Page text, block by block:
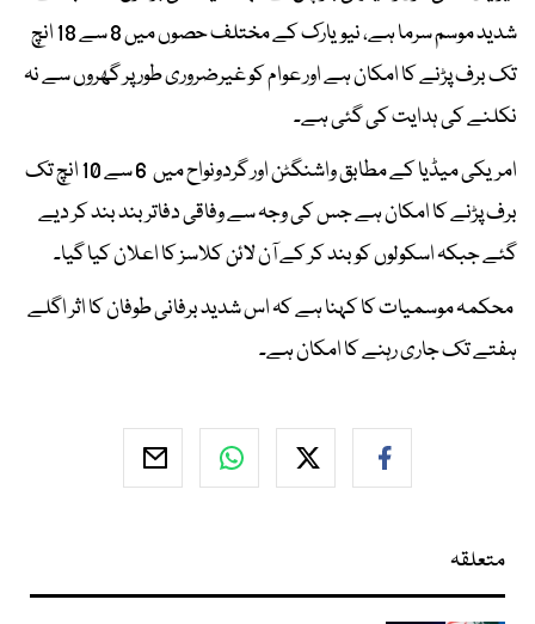
شدید موسم سرما ہے، نیویارک کے مختلف حصوں میں 8 سے 18 انچ
تک برف پڑنے کا امکان ہے اور عوام کو غیرضروری طور پر گھروں سے نہ
نکلنے کی ہدایت کی گئی ہے۔
امریکی میڈیا کے مطابق واشنگٹن اور گردونواح میں 6 سے 10 انچ تک
برف پڑنے کا امکان ہے جس کی وجہ سے وفاقی دفاتر بند بند کر دیے
گئے جبکہ اسکولوں کو بند کر کے آن لائن کلاسز کا اعلان کیا گیا۔
محکمہ موسمیات کا کہنا ہے کہ اس شدید برفانی طوفان کا اثر اگلے
ہفتے تک جاری رہنے کا امکان ہے۔
متعلقہ